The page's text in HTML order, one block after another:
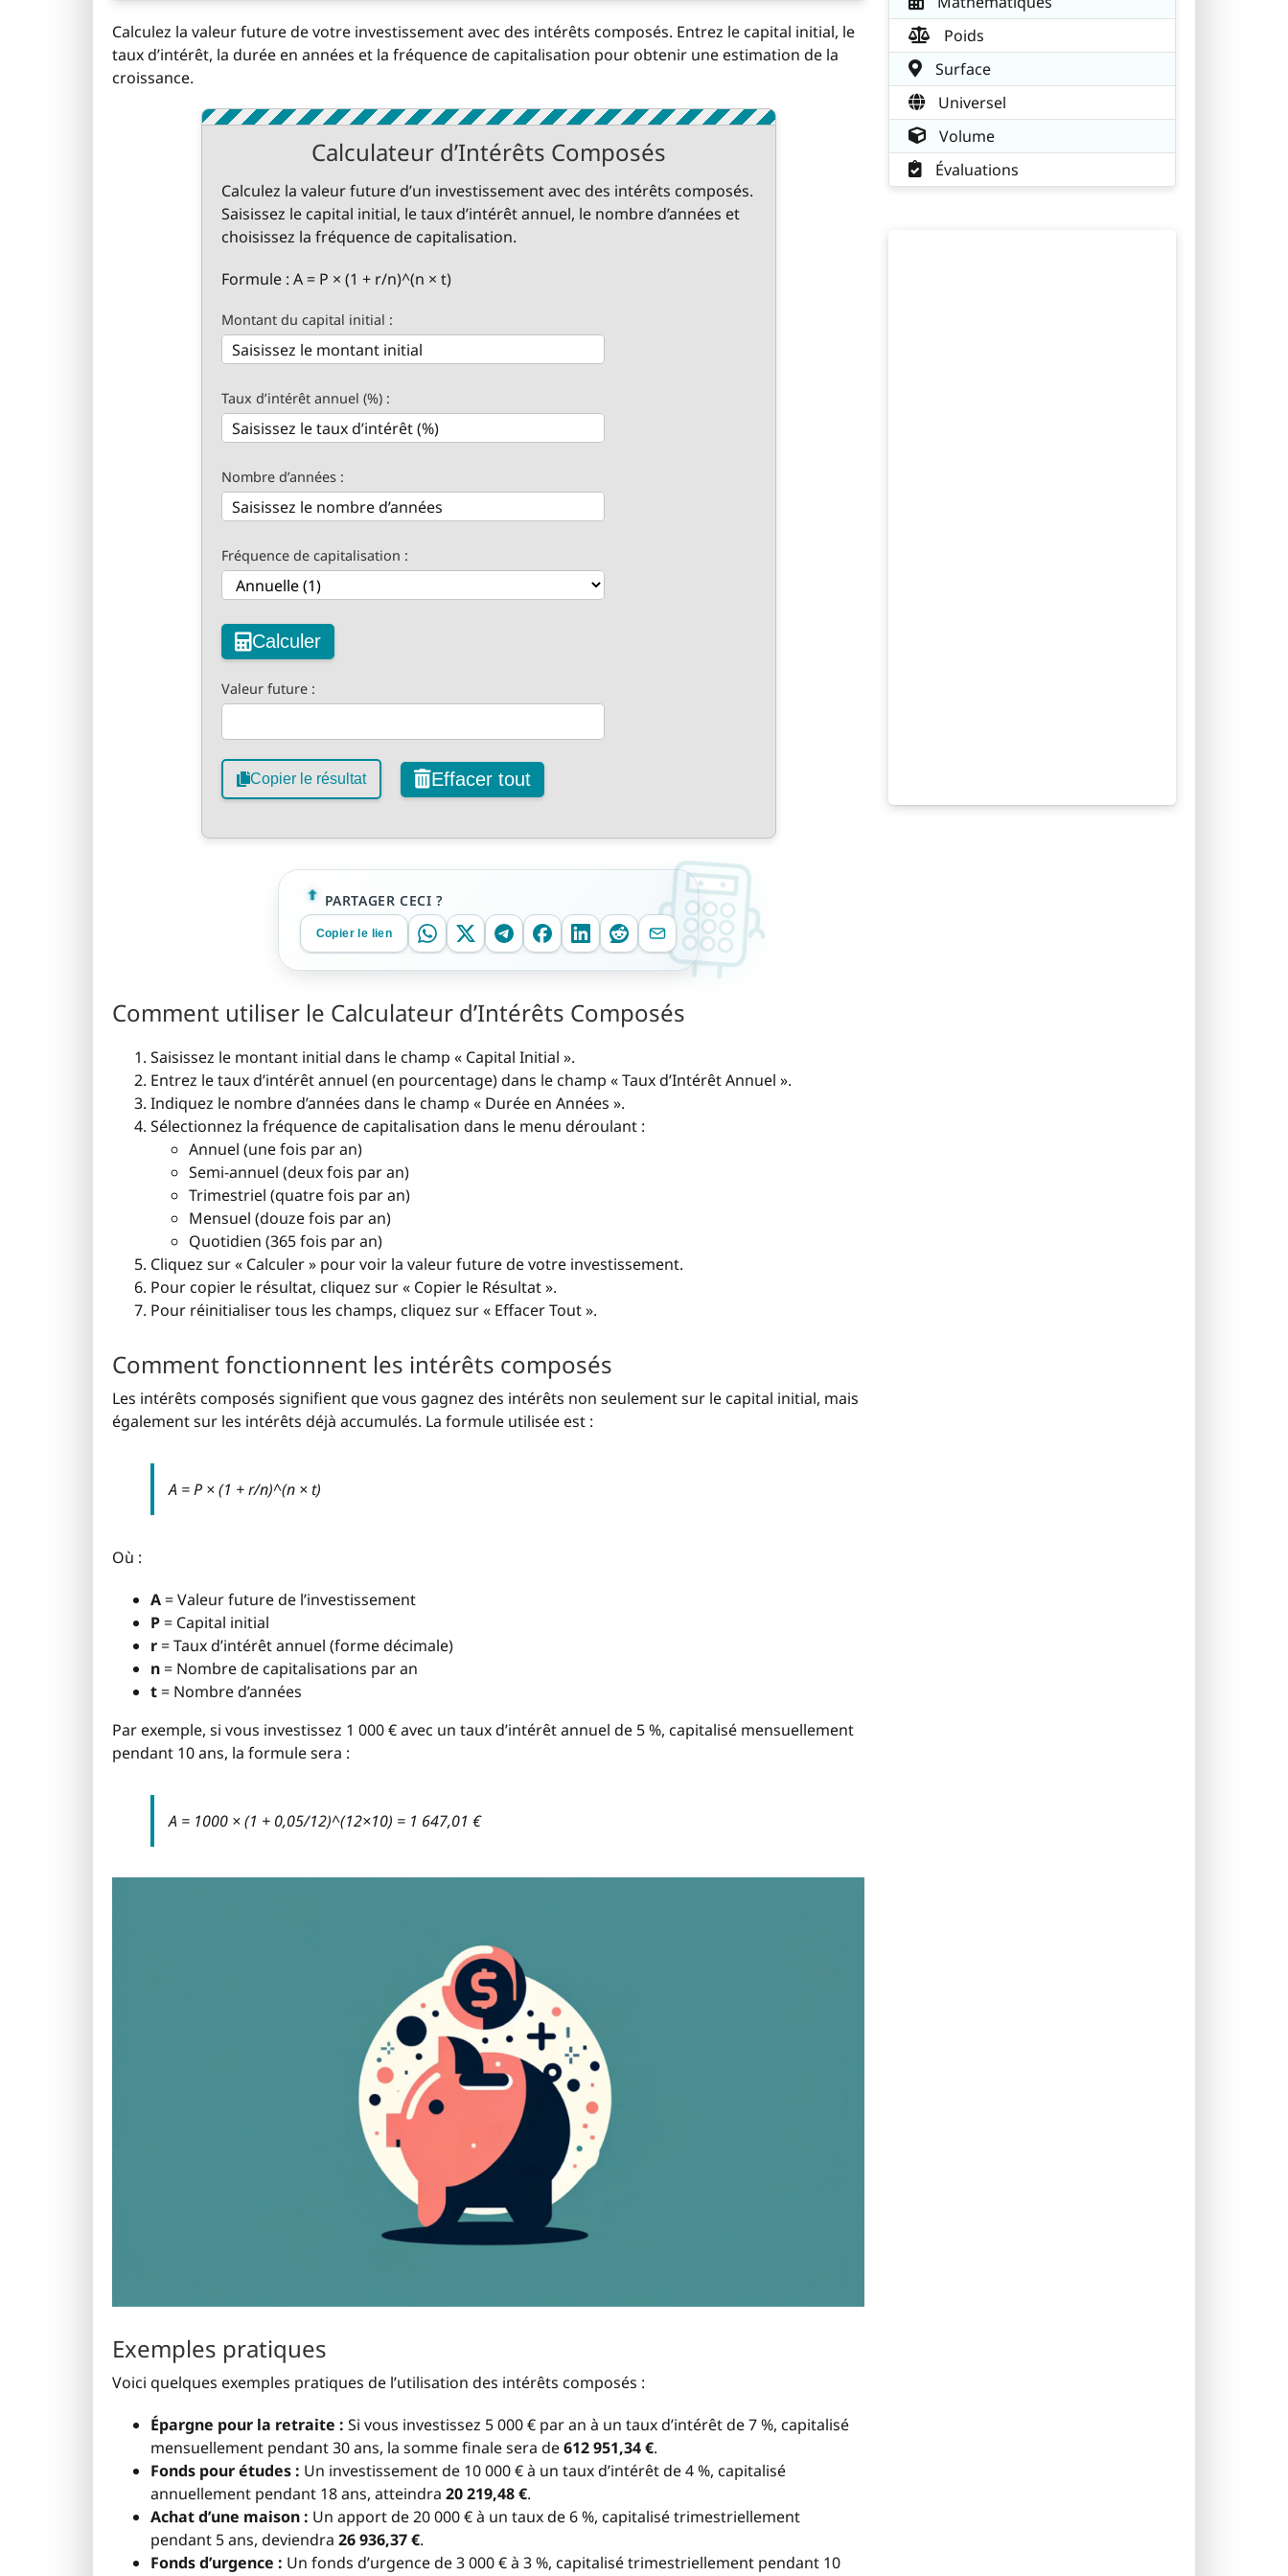
Calculez la valeur future de votre investissement avec des intérêts composés. Entrez le capital initial, le
taux d’intérêt, la durée en années et la fréquence de capitalisation pour obtenir une estimation de la
croissance.
Calculateur d’Intérêts Composés
Calculez la valeur future d’un investissement avec des intérêts composés.
Saisissez le capital initial, le taux d’intérêt annuel, le nombre d’années et
choisissez la fréquence de capitalisation.
Formule : A = P × (1 + r/n)^(n × t)
Montant du capital initial :
Taux d’intérêt annuel (%) :
Nombre d’années :
Fréquence de capitalisation :
Calculer
Valeur future :
Copier le résultat Effacer tout
PARTAGER CECI ?
Copier le lien
Comment utiliser le Calculateur d’Intérêts Composés
Saisissez le montant initial dans le champ « Capital Initial ».
Entrez le taux d’intérêt annuel (en pourcentage) dans le champ « Taux d’Intérêt Annuel ».
Indiquez le nombre d’années dans le champ « Durée en Années ».
Sélectionnez la fréquence de capitalisation dans le menu déroulant :
Annuel (une fois par an)
Semi-annuel (deux fois par an)
Trimestriel (quatre fois par an)
Mensuel (douze fois par an)
Quotidien (365 fois par an)
Cliquez sur « Calculer » pour voir la valeur future de votre investissement.
Pour copier le résultat, cliquez sur « Copier le Résultat ».
Pour réinitialiser tous les champs, cliquez sur « Effacer Tout ».
Comment fonctionnent les intérêts composés
Les intérêts composés signifient que vous gagnez des intérêts non seulement sur le capital initial, mais
également sur les intérêts déjà accumulés. La formule utilisée est :
A = P × (1 + r/n)^(n × t)
Où :
A = Valeur future de l’investissement
P = Capital initial
r = Taux d’intérêt annuel (forme décimale)
n = Nombre de capitalisations par an
t = Nombre d’années
Par exemple, si vous investissez 1 000 € avec un taux d’intérêt annuel de 5 %, capitalisé mensuellement
pendant 10 ans, la formule sera :
A = 1000 × (1 + 0,05/12)^(12×10) = 1 647,01 €
Exemples pratiques
Voici quelques exemples pratiques de l’utilisation des intérêts composés :
Épargne pour la retraite : Si vous investissez 5 000 € par an à un taux d’intérêt de 7 %, capitalisé
mensuellement pendant 30 ans, la somme finale sera de612 951,34 €.
Fonds pour études : Un investissement de 10 000 € à un taux d’intérêt de 4 %, capitalisé
annuellement pendant 18 ans, atteindra 20 219,48 €.
Achat d’une maison : Un apport de 20 000 € à un taux de 6 %, capitalisé trimestriellement
pendant 5 ans, deviendra 26 936,37 €.
Fonds d’urgence : Un fonds d’urgence de 3 000 € à 3 %, capitalisé trimestriellement pendant 10
Poids
Surface
Universel
Volume
Évaluations